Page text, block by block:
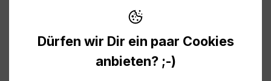
Produkte filtern
Dürfen wir Dir ein paar Cookies
anbieten? ;-)